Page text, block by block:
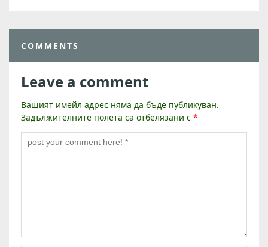
COMMENTS
Leave a comment
Вашият имейл адрес няма да бъде публикуван.
Задължителните полета са отбелязани с *